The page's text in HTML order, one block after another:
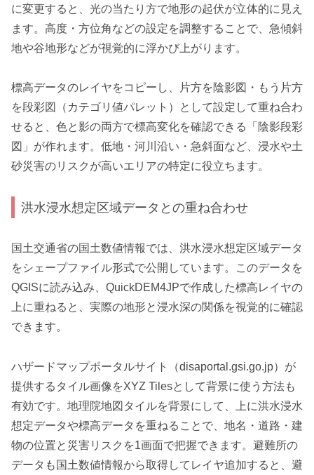
に変更すると、光の当たり方で地形の起伏が立体的に見え
ます。高度・方位角などの設定を調整することで、急傾斜
地や谷地形などが視覚的に浮かび上がります。
標高データのレイヤをコピーし、片方を陰影図・もう片方
を段彩図（カテゴリ値パレット）として設定して重ね合わ
せると、色と影の両方で標高変化を確認できる「陰影段彩
図」が作れます。低地・河川沿い・急斜面など、浸水や土
砂災害のリスクが高いエリアの特定に役立ちます。
洪水浸水想定区域データとの重ね合わせ
国土交通省の国土数値情報では、洪水浸水想定区域データ
をシェープファイル形式で公開しています。このデータを
QGISに読み込み、QuickDEM4JPで作成した標高レイヤの
上に重ねると、実際の地形と浸水深の関係を視覚的に確認
できます。
ハザードマップポータルサイト（disaportal.gsi.go.jp）が
提供するタイル画像をXYZ Tilesとして背景に使う方法も
有効です。地理院地図タイルを背景にして、上に洪水浸水
想定データや標高データを重ねることで、地名・道路・建
物の位置と災害リスクを1画面で把握できます。避難所の
データも国土数値情報から取得してレイヤ追加すると、避